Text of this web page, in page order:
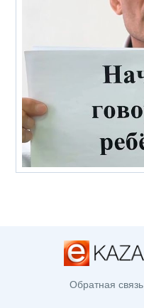
Обратная связь